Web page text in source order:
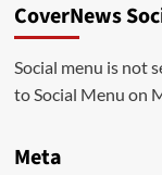
CoverNews
Social menu is not
to Social Menu on
Meta